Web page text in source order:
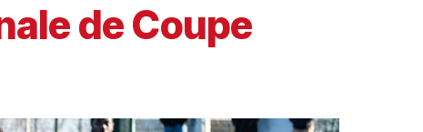
de Coupe